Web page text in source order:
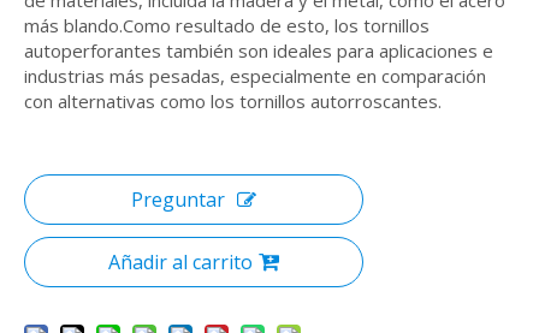
más blando.Como resultado de esto, los tornillos
autoperforantes también son ideales para aplicaciones e
industrias más pesadas, especialmente en comparación
con alternativas como los tornillos autorroscantes.
Preguntar
Añadir al carrito